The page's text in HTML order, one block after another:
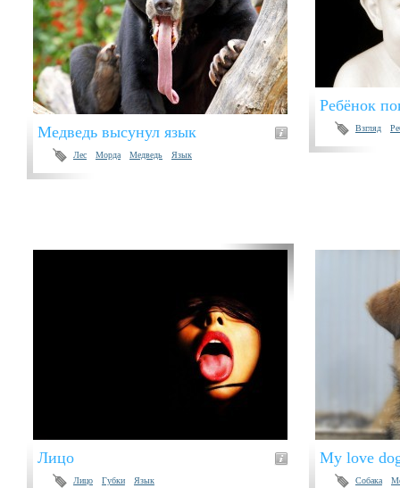
Медведь высунул язык
Лес Морда Медведь Язык
Ребёнок
Взгляд
Лицо
Лицо Губки Язык
My love
Собака